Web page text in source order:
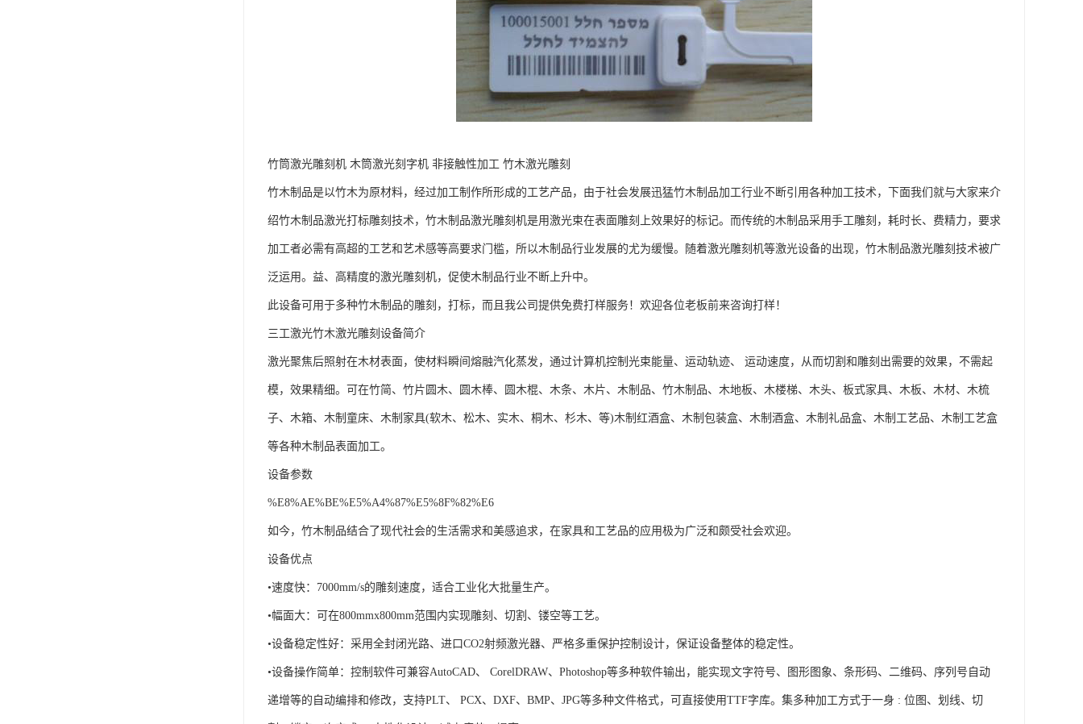
竹筒激光雕刻机 木筒激光刻字机 非接触性加工 竹木激光雕刻
竹木制品是以竹木为原材料，经过加工制作所形成的工艺产品，由于社会发展迅猛竹木制品加工行业不断引用各种加工技术，下面我们就与大家来介
绍竹木制品激光打标雕刻技术，竹木制品激光雕刻机是用激光束在表面雕刻上效果好的标记。而传统的木制品采用手工雕刻，耗时长、费精力，要求
加工者必需有高超的工艺和艺术感等高要求门槛，所以木制品行业发展的尤为缓慢。随着激光雕刻机等激光设备的出现，竹木制品激光雕刻技术被广
泛运用。益、高精度的激光雕刻机，促使木制品行业不断上升中。
此设备可用于多种竹木制品的雕刻，打标，而且我公司提供免费打样服务！欢迎各位老板前来咨询打样！
三工激光竹木激光雕刻设备简介
激光聚焦后照射在木材表面，使材料瞬间熔融汽化蒸发，通过计算机控制光束能量、运动轨迹、 运动速度，从而切割和雕刻出需要的效果，不需起
模，效果精细。可在竹简、竹片圆木、圆木棒、圆木棍、木条、木片、木制品、竹木制品、木地板、木楼梯、木头、板式家具、木板、木材、木梳
子、木箱、木制童床、木制家具(软木、松木、实木、桐木、杉木、等)木制红酒盒、木制包装盒、木制酒盒、木制礼品盒、木制工艺品、木制工艺盒
等各种木制品表面加工。
设备参数
%E8%AE%BE%E5%A4%87%E5%8F%82%E6
如今，竹木制品结合了现代社会的生活需求和美感追求，在家具和工艺品的应用极为广泛和颇受社会欢迎。
设备优点
•速度快：7000mm/s的雕刻速度，适合工业化大批量生产。
•幅面大：可在800mmx800mm范围内实现雕刻、切割、镂空等工艺。
•设备稳定性好：采用全封闭光路、进口CO2射频激光器、严格多重保护控制设计，保证设备整体的稳定性。
•设备操作简单：控制软件可兼容AutoCAD、 CorelDRAW、Photoshop等多种软件输出，能实现文字符号、图形图象、条形码、二维码、序列号自动
递增等的自动编排和修改，支持PLT、 PCX、DXF、BMP、JPG等多种文件格式，可直接使用TTF字库。集多种加工方式于一身 : 位图、划线、切